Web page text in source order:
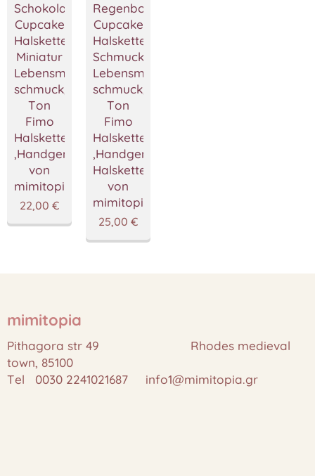
Schokolade
Cupcake
Halskette,
Miniatur
Lebensmittel
schmuck,Polymer
Ton
Fimo
Halskette
,Handgemacht
von
mimitopia
22,00 €
Regenbogen
Cupcake
Halskette,Cupcake
Schmuck,Miniatur
Lebensmittel
schmuck,Polymer
Ton
Fimo
Halskette
,Handgemacht
Halskette
von
mimitopia
25,00 €
mimitopia
Pithagora str 49 Rhodes medieval
town, 85100
Tel 0030 2241021687 info1@mimitopia.gr